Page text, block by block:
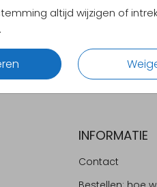
altijd wijzigen of
.
INFORMATIE
Contact